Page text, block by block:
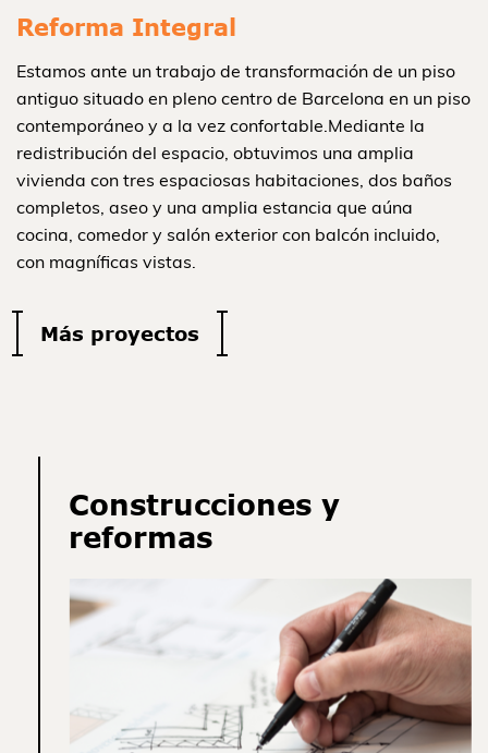
Reforma Integral
Estamos ante un trabajo de transformación de un piso
antiguo situado en pleno centro de Barcelona en un piso
contemporáneo y a la vez confortable.Mediante la
redistribución del espacio, obtuvimos una amplia
vivienda con tres espaciosas habitaciones, dos baños
completos, aseo y una amplia estancia que aúna
cocina, comedor y salón exterior con balcón incluido,
con magníficas vistas.
Más proyectos
Construcciones y
reformas